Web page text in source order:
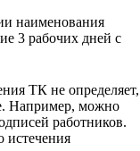
наименования
3 рабочих дней с
ТК не определяет,
Например, можно
работников.
истечения